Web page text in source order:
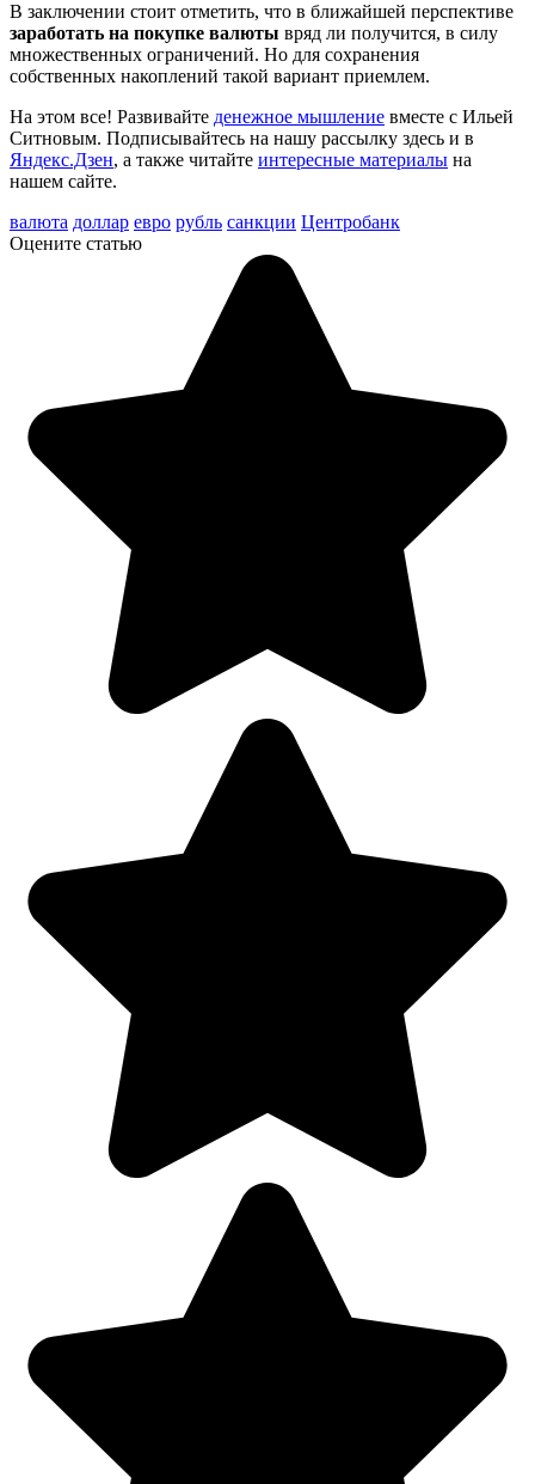
В заключении стоит отметить, что в ближайшей перспективе
заработать на покупке валюты вряд ли получится, в силу
множественных ограничений. Но для сохранения
собственных накоплений такой вариант приемлем.
На этом все! Развивайте денежное мышление вместе с Ильей
Ситновым. Подписывайтесь на нашу рассылку здесь и в
Яндекс.Дзен, а также читайте интересные материалы на
нашем сайте.
валюта доллар евро рубль санкции Центробанк
Оцените статью